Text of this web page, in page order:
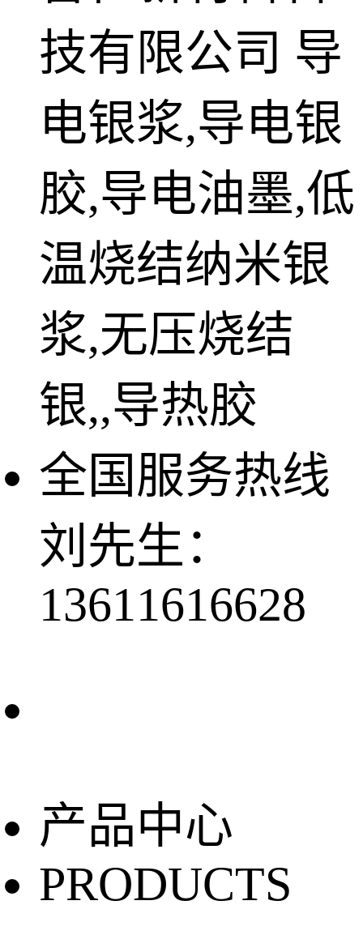
技有限公司 导
电银浆,导电银
胶,导电油墨,低
温烧结纳米银
浆,无压烧结
银,,导热胶
全国服务热线
刘先生：
13611616628
产品中心
PRODUCTS